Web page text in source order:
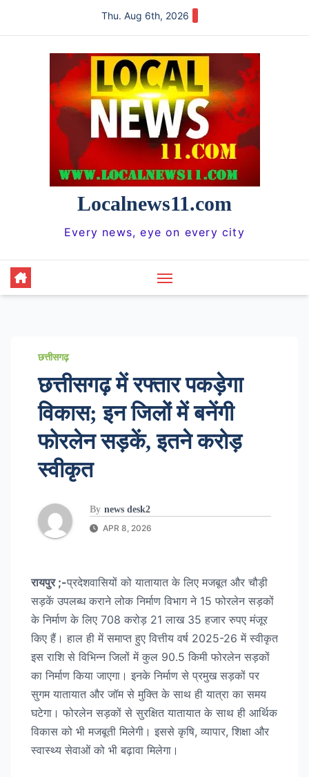
Thu. Aug 6th, 2026
Localnews11.com
Every news, eye on every city
छत्तीसगढ़
छत्तीसगढ़ में रफ्तार पकड़ेगा
विकास; इन जिलों में बनेंगी
फोरलेन सड़कें, इतने करोड़
स्वीकृत
By news desk2
APR 8, 2026
रायपुर ;-प्रदेशवासियों को यातायात के लिए मजबूत और चौड़ी
सड़कें उपलब्ध कराने लोक निर्माण विभाग ने 15 फोरलेन सड़कों
के निर्माण के लिए 708 करोड़ 21 लाख 35 हजार रुपए मंजूर
किए हैं। हाल ही में समाप्त हुए वित्तीय वर्ष 2025-26 में स्वीकृत
इस राशि से विभिन्न जिलों में कुल 90.5 किमी फोरलेन सड़कों
का निर्माण किया जाएगा। इनके निर्माण से प्रमुख सड़कों पर
सुगम यातायात और जॉम से मुक्ति के साथ ही यात्रा का समय
घटेगा। फोरलेन सड़कों से सुरक्षित यातायात के साथ ही आर्थिक
विकास को भी मजबूती मिलेगी। इससे कृषि, व्यापार, शिक्षा और
स्वास्थ्य सेवाओं को भी बढ़ावा मिलेगा।